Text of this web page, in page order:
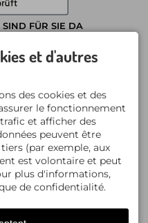
FÜR SIE DA
4, Oberstdorf
17.00 Uhr
et d'autres
des cookies et des
le fonctionnement
et afficher des
peuvent être
(par exemple, aux
est volontaire et peut
plus d'informations,
de confidentialité.